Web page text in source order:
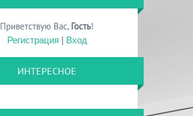
Приветствую Вас, Гость!
Регистрация | Вход
ИНТЕРЕСНОЕ